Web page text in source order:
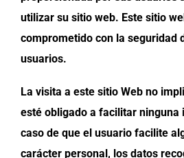
utilizar su sitio web. Este sitio
comprometido con la seguridad
usuarios.
La visita a este sitio Web no
esté obligado a facilitar ninguna
caso de que el usuario facilite
carácter personal, los datos